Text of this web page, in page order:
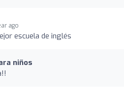
ago
escuela de inglés
niños